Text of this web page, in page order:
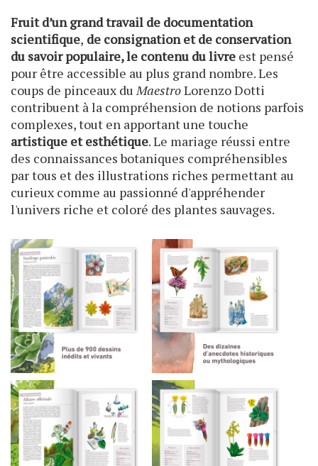
Fruit d’un grand travail de documentation
scientifique, de consignation et de conservation
du savoir populaire, le contenu du livre est pensé
pour être accessible au plus grand nombre. Les
coups de pinceaux du MaestroLorenzo Dotti
contribuent à la compréhension de notions parfois
complexes, tout en apportant une touche
artistique et esthétique. Le mariage réussi entre
des connaissances botaniques compréhensibles
par tous et des illustrations riches permettant au
curieux comme au passionné d'appréhender
l'univers riche et coloré des plantes sauvages.